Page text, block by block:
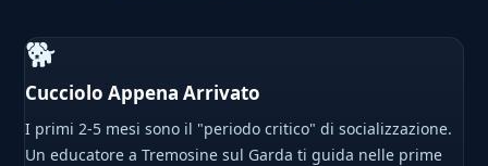
🐕
Cucciolo Appena Arrivato
I primi 2-5 mesi sono il "periodo critico" di socializzazione.
Un educatore a Tremosine sul Garda ti guida nelle prime